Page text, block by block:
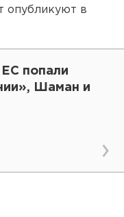
опубликуют в
попали
Шаман и